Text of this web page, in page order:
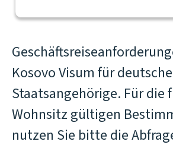
Kosovo Visum für deutsche
Staatsangehörige. Für die
Wohnsitz gültigen
nutzen Sie bitte die